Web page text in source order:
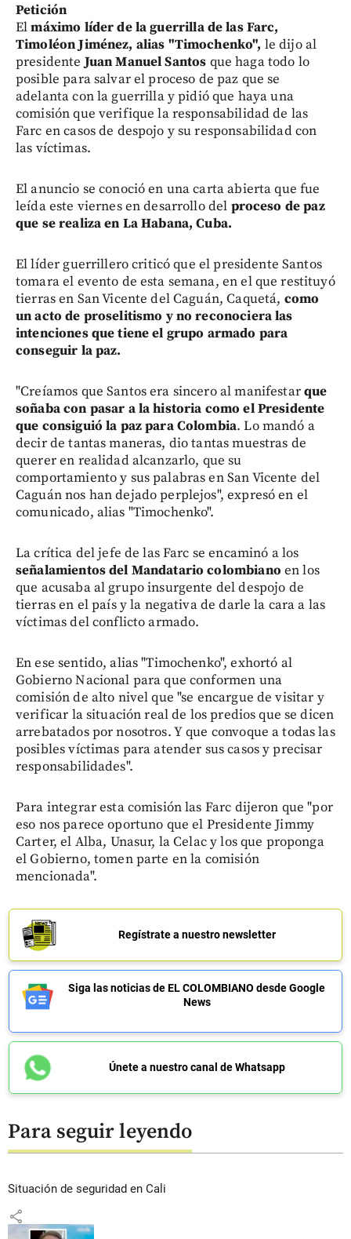
Petición
Elmáximo líder de la guerrilla de las Farc,
Timoléon Jiménez, alias "Timochenko", le dijo al
presidenteJuan Manuel Santos que haga todo lo
posible para salvar el proceso de paz que se
adelanta con la guerrilla y pidió que haya una
comisión que verifique la responsabilidad de las
Farc en casos de despojo y su responsabilidad con
las víctimas.
El anuncio se conoció en una carta abierta que fue
leída este viernes en desarrollo del proceso de paz
que se realiza en La Habana, Cuba.
El líder guerrillero criticó que el presidente Santos
tomara el evento de esta semana, en el que restituyó
tierras en San Vicente del Caguán, Caquetá, como
un acto de proselitismo y no reconociera las
intenciones que tiene el grupo armado para
conseguir la paz.
"Creíamos que Santos era sincero al manifestarque
soñaba con pasar a la historia como el Presidente
que consiguió la paz para Colombia. Lo mandó a
decir de tantas maneras, dio tantas muestras de
querer en realidad alcanzarlo, que su
comportamiento y sus palabras en San Vicente del
Caguán nos han dejado perplejos", expresó en el
comunicado, alias "Timochenko".
La crítica del jefe de las Farc se encaminó a los
señalamientos del Mandatario colombiano en los
que acusaba al grupo insurgente del despojo de
tierras en el país y la negativa de darle la cara a las
víctimas del conflicto armado.
En ese sentido, alias "Timochenko", exhortó al
Gobierno Nacional para que conformen una
comisión de alto nivel que "se encargue de visitar y
verificar la situación real de los predios que se dicen
arrebatados por nosotros. Y que convoque a todas las
posibles víctimas para atender sus casos y precisar
responsabilidades".
Para integrar esta comisión las Farc dijeron que "por
eso nos parece oportuno que el Presidente Jimmy
Carter, el Alba, Unasur, la Celac y los que proponga
el Gobierno, tomen parte en la comisión
mencionada".
Regístrate a nuestro newsletter
Siga las noticias de EL COLOMBIANO desde Google
News
Únete a nuestro canal de Whatsapp
Para seguir leyendo
Situación de seguridad en Cali
share